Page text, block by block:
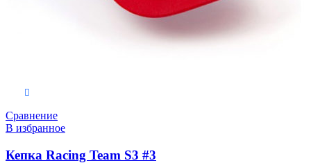
Сравнение
В избранное
Кепка Racing Team S3 #3